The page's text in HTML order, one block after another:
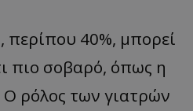
40%, μπορεί
πιο σοβαρό, όπως η
ρόλος των γιατρών